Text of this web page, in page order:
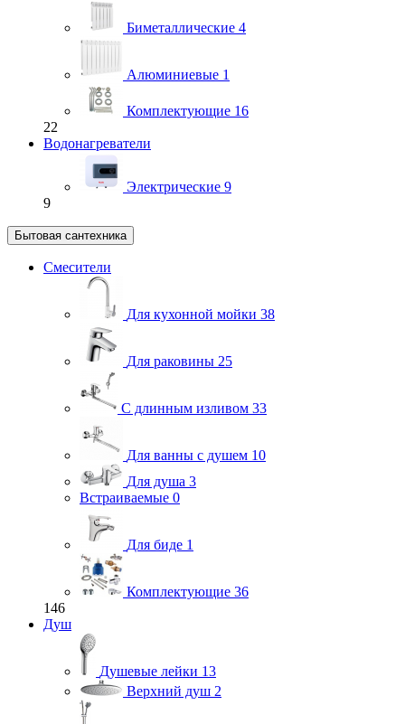
Биметаллические 4
Алюминиевые 1
Комплектующие 16
22
Водонагреватели
Электрические 9
9
Бытовая сантехника
Смесители
Для кухонной мойки 38
Для раковины 25
С длинным изливом 33
Для ванны с душем 10
Для душа 3
Встраиваемые 0
Для биде 1
Комплектующие 36
146
Душ
Душевые лейки 13
Верхний душ 2